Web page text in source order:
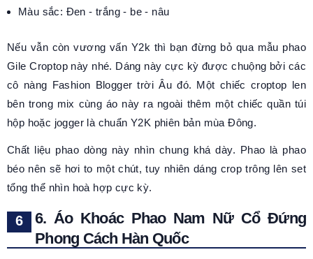
Màu sắc: Đen - trắng - be - nâu
Nếu vẫn còn vương vấn Y2k thì bạn đừng bỏ qua mẫu phao
Gile Croptop này nhé. Dáng này cực kỳ được chuộng bởi các
cô nàng Fashion Blogger trời Âu đó. Một chiếc croptop len
bên trong mix cùng áo này ra ngoài thêm một chiếc quần túi
hộp hoặc jogger là chuẩn Y2K phiên bản mùa Đông.
Chất liệu phao dòng này nhìn chung khá dày. Phao là phao
béo nên sẽ hơi to một chút, tuy nhiên dáng crop trông lên set
tổng thể nhìn hoà hợp cực kỳ.
6. Áo Khoác Phao Nam Nữ Cổ Đứng
Phong Cách Hàn Quốc